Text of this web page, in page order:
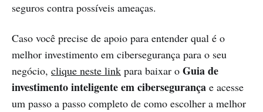
seguros contra possíveis ameaças.
Caso você precise de apoio para entender qual é o
melhor investimento em cibersegurança para o seu
negócio, clique neste link para baixar o Guia de
investimento inteligente em cibersegurança e acesse
um passo a passo completo de como escolher a melhor